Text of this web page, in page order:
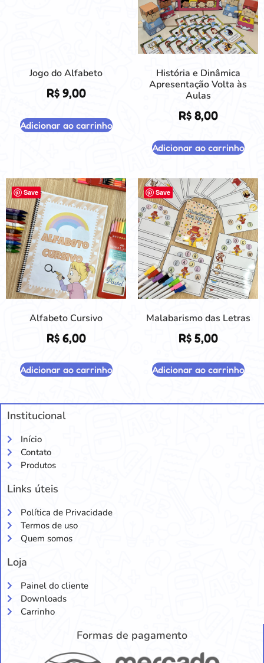
Jogo do Alfabeto
R$9,00
Adicionar ao carrinho
História e Dinâmica
Apresentação Volta às
Aulas
R$8,00
Adicionar ao carrinho
Save
Alfabeto Cursivo
R$6,00
Adicionar ao carrinho
Save
Malabarismo das Letras
R$5,00
Adicionar ao carrinho
Institucional
Início
Contato
Produtos
Links úteis
Política de Privacidade
Termos de uso
Quem somos
Loja
Painel do cliente
Downloads
Carrinho
Formas de pagamento